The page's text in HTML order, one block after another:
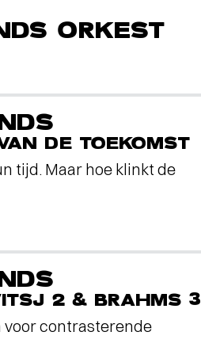
ORKEST
DE TOEKOMST
tijd. Maar hoe klinkt de
2 & BRAHMS 3
voor contrasterende